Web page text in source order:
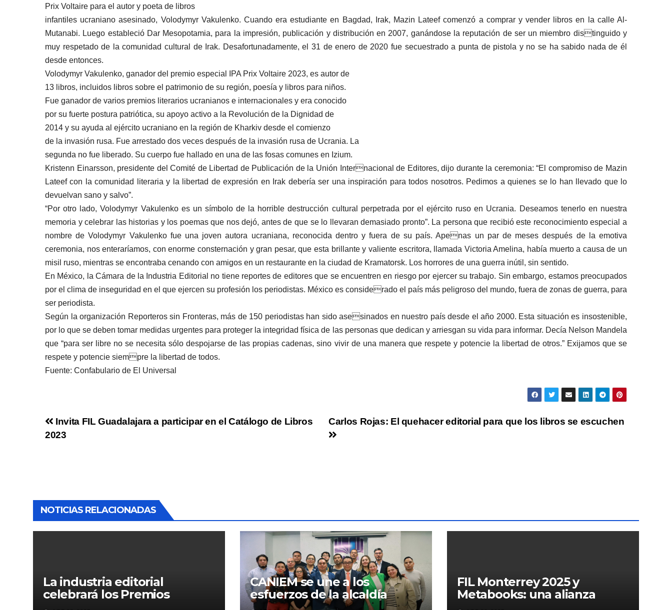
Prix Voltaire para el autor y poeta de libros
infantiles ucraniano asesinado, Volodymyr Vakulenko. Cuando era estudiante en Bagdad, Irak, Mazin Lateef comenzó a comprar y vender libros en la calle Al-
Mutanabi. Luego estableció Dar Mesopotamia, para la impresión, publicación y distribución en 2007, ganándose la reputación de ser un miembro distinguido y
muy respetado de la comunidad cultural de Irak. Desafortunadamente, el 31 de enero de 2020 fue secuestrado a punta de pistola y no se ha sabido nada de él
desde entonces.
Volodymyr Vakulenko, ganador del premio especial IPA Prix Voltaire 2023, es autor de
13 libros, incluidos libros sobre el patrimonio de su región, poesía y libros para niños.
Fue ganador de varios premios literarios ucranianos e internacionales y era conocido
por su fuerte postura patriótica, su apoyo activo a la Revolución de la Dignidad de
2014 y su ayuda al ejército ucraniano en la región de Kharkiv desde el comienzo
de la invasión rusa. Fue arrestado dos veces después de la invasión rusa de Ucrania. La
segunda no fue liberado. Su cuerpo fue hallado en una de las fosas comunes en Izium.
Kristenn Einarsson, presidente del Comité de Libertad de Publicación de la Unión Internacional de Editores, dijo durante la ceremonia: “El compromiso de Mazin
Lateef con la comunidad literaria y la libertad de expresión en Irak debería ser una inspiración para todos nosotros. Pedimos a quienes se lo han llevado que lo
devuelvan sano y salvo”.
“Por otro lado, Volodymyr Vakulenko es un símbolo de la horrible destrucción cultural perpetrada por el ejército ruso en Ucrania. Deseamos tenerlo en nuestra
memoria y celebrar las historias y los poemas que nos dejó, antes de que se lo llevaran demasiado pronto”. La persona que recibió este reconocimiento especial a
nombre de Volodymyr Vakulenko fue una joven autora ucraniana, reconocida dentro y fuera de su país. Apenas un par de meses después de la emotiva
ceremonia, nos enteraríamos, con enorme consternación y gran pesar, que esta brillante y valiente escritora, llamada Victoria Amelina, había muerto a causa de un
misil ruso, mientras se encontraba cenando con amigos en un restaurante en la ciudad de Kramatorsk. Los horrores de una guerra inútil, sin sentido.
En México, la Cámara de la Industria Editorial no tiene reportes de editores que se encuentren en riesgo por ejercer su trabajo. Sin embargo, estamos preocupados
por el clima de inseguridad en el que ejercen su profesión los periodistas. México es considerado el país más peligroso del mundo, fuera de zonas de guerra, para
ser periodista.
Según la organización Reporteros sin Fronteras, más de 150 periodistas han sido asesinados en nuestro país desde el año 2000. Esta situación es insostenible,
por lo que se deben tomar medidas urgentes para proteger la integridad física de las personas que dedican y arriesgan su vida para informar. Decía Nelson Mandela
que “para ser libre no se necesita sólo despojarse de las propias cadenas, sino vivir de una manera que respete y potencie la libertad de otros.” Exijamos que se
respete y potencie siempre la libertad de todos.
Fuente: Confabulario de El Universal
Carlos Rojas: El quehacer editorial para que los libros se escuchen
Invita FIL Guadalajara a participar en el Catálogo de Libros
2023
NOTICIAS RELACIONADAS
La industria editorial
celebrará los Premios
CANIEM 2025 el 12 de
CANIEM se une a los
esfuerzos de la alcaldía
Iztapalapa para acercar a
FIL Monterrey 2025 y
Metabooks: una alianza
estratégica por el futuro del